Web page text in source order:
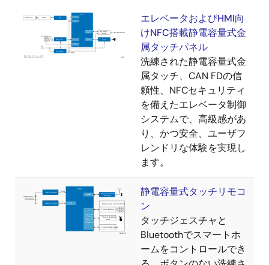
ェア開発
エレベータおよびHMI向
けNFC搭載静電容量式金
属タッチパネル
洗練された静電容量式金
属タッチ、CAN FDの信
頼性、NFCセキュリティ
を備えたエレベータ制御
システムで、高級感があ
り、かつ安全、ユーザフ
レンドリな体験を実現し
ます。
静電容量式タッチリモコ
ン
タッチジェスチャと
Bluetoothでスマートホ
ームをコントロールでき